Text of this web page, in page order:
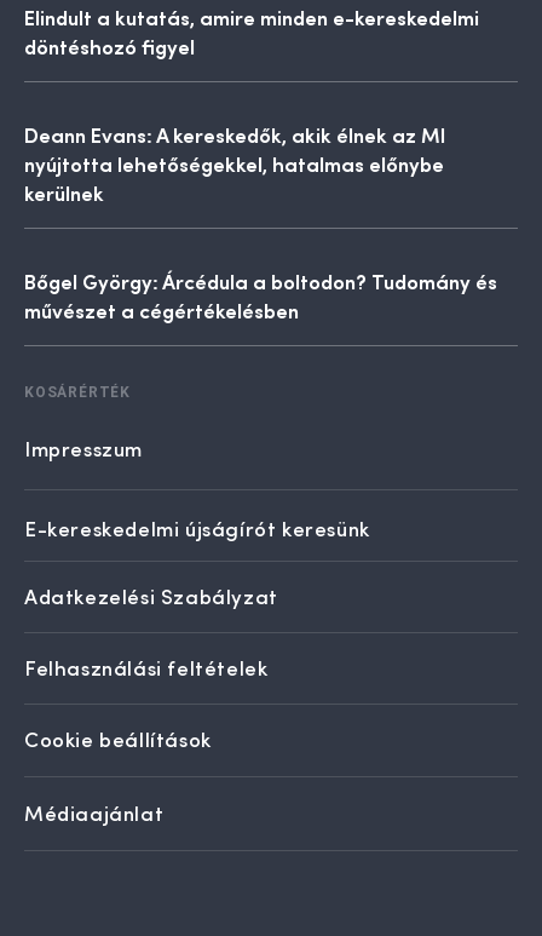
Elindult a kutatás, amire minden e-kereskedelmi
döntéshozó figyel
Deann Evans: A kereskedők, akik élnek az MI
nyújtotta lehetőségekkel, hatalmas előnybe
kerülnek
Bőgel György: Árcédula a boltodon? Tudomány és
művészet a cégértékelésben
KOSÁRÉRTÉK
Impresszum
E-kereskedelmi újságírót keresünk
Adatkezelési Szabályzat
Felhasználási feltételek
Cookie beállítások
Médiaajánlat